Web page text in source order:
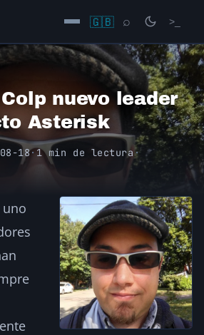
🇬🇧 ⌕ >_
→
nuevo leader
Asterisk
18·1 min de lectura·
uno